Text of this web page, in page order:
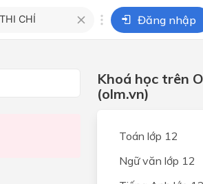
Đăng nhập
BÀI HỌC
Khoá học trên
(olm.vn)
Toán lớp 12
Ngữ văn lớp 12